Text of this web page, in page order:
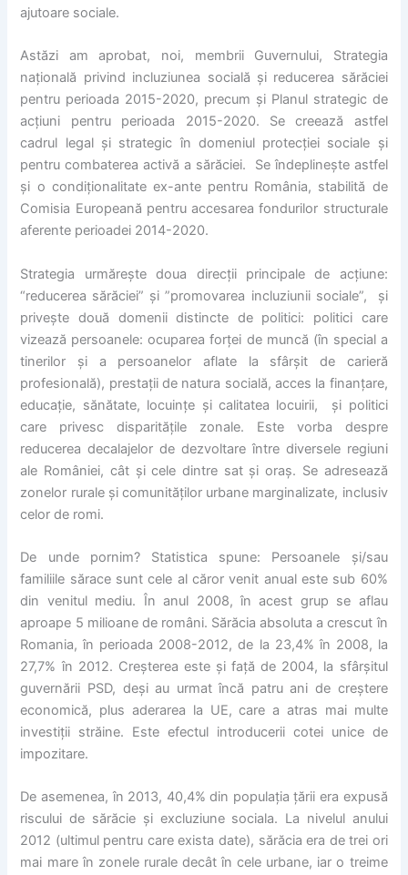
ajutoare sociale.
Astăzi am aprobat, noi, membrii Guvernului, Strategia
națională privind incluziunea socială și reducerea sărăciei
pentru perioada 2015-2020, precum și Planul strategic de
acțiuni pentru perioada 2015-2020. Se creează astfel
cadrul legal și strategic în domeniul protecției sociale și
pentru combaterea activă a sărăciei. Se îndeplinește astfel
și o condiționalitate ex-ante pentru România, stabilită de
Comisia Europeană pentru accesarea fondurilor structurale
aferente perioadei 2014-2020.
Strategia urmărește doua direcții principale de acțiune:
“reducerea sărăciei” și ”promovarea incluziunii sociale”, și
privește două domenii distincte de politici: politici care
vizează persoanele: ocuparea forței de muncă (în special a
tinerilor și a persoanelor aflate la sfârșit de carieră
profesională), prestații de natura socială, acces la finanțare,
educație, sănătate, locuințe și calitatea locuirii, și politici
care privesc disparitățile zonale. Este vorba despre
reducerea decalajelor de dezvoltare între diversele regiuni
ale României, cât și cele dintre sat și oraș. Se adresează
zonelor rurale și comunităților urbane marginalizate, inclusiv
celor de romi.
De unde pornim? Statistica spune: Persoanele și/sau
familiile sărace sunt cele al căror venit anual este sub 60%
din venitul mediu. În anul 2008, în acest grup se aflau
aproape 5 milioane de români. Sărăcia absoluta a crescut în
Romania, în perioada 2008-2012, de la 23,4% în 2008, la
27,7% în 2012. Creșterea este și față de 2004, la sfârșitul
guvernării PSD, deși au urmat încă patru ani de creștere
economică, plus aderarea la UE, care a atras mai multe
investiții străine. Este efectul introducerii cotei unice de
impozitare.
De asemenea, în 2013, 40,4% din populația țării era expusă
riscului de sărăcie și excluziune sociala. La nivelul anului
2012 (ultimul pentru care exista date), sărăcia era de trei ori
mai mare în zonele rurale decât în cele urbane, iar o treime